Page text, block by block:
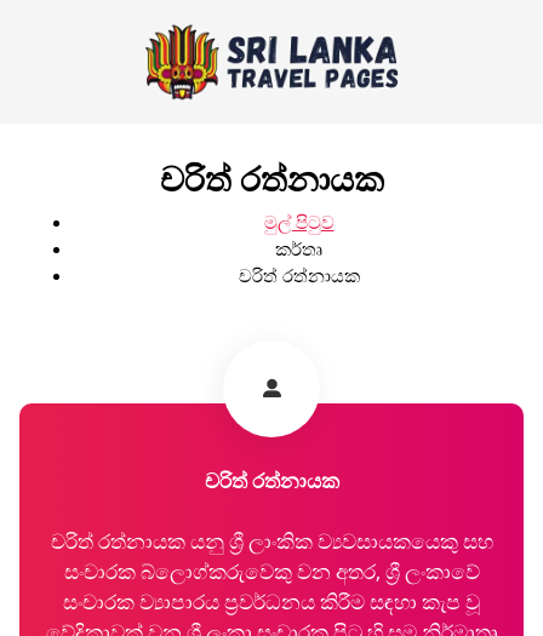
චරිත් රත්නායක
මුල් පිටුව
කර්තෘ
චරිත් රත්නායක
චරිත් රත්නායක
චරිත් රත්නායක යනු ශ්‍රී ලාංකික ව්‍යවසායකයෙකු සහ
සංචාරක බ්ලොග්කරුවෙකු වන අතර, ශ්‍රී ලංකාවේ
සංචාරක ව්‍යාපාරය ප්‍රවර්ධනය කිරීම සඳහා කැප වූ